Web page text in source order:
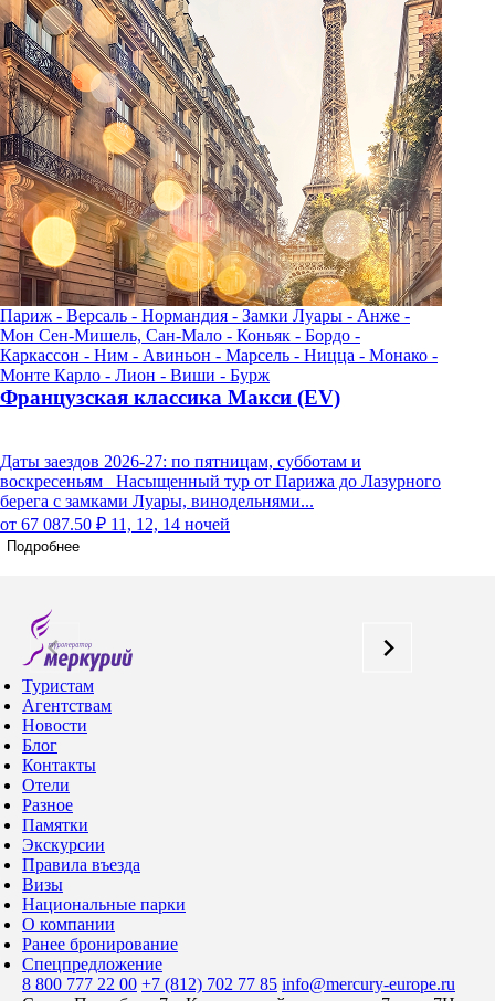
Париж - Версаль - Нормандия - Замки Луары - Анже -
Мон Сен-Мишель, Сан-Мало - Коньяк - Бордо -
Каркассон - Ним - Авиньон - Марсель - Ницца - Монако -
Монте Карло - Лион - Виши - Бурж
Французская классика Макси (EV)
Даты заездов 2026-27: по пятницам, субботам и
воскресеньям Насыщенный тур от Парижа до Лазурного
берега с замками Луары, винодельнями...
от 67 087.50 ₽ 11, 12, 14 ночей
Подробнее
Туристам
Агентствам
Новости
Блог
Контакты
Отели
Разное
Памятки
Экскурсии
Правила въезда
Визы
Национальные парки
О компании
Ранее бронирование
Спецпредложение
8 800 777 22 00 +7 (812) 702 77 85 info@mercury-europe.ru